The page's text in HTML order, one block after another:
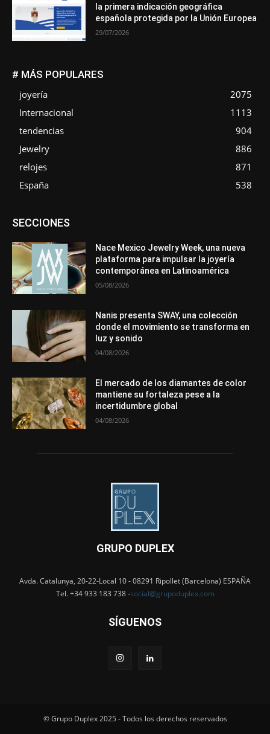
la primera indicación geográfica
española protegida por la Unión Europea
29/07/2026
# MÁS POPULARES
joyería
2075
Internacional
1113
tendencias
904
Jewelry
886
relojes
871
España
538
SECCIONESAsociaciones
Entrevistas
Mundo Técnico
Novedades Opiniones
Perspectiva
Premios
Secciones Sin categoría
Sucesos
Más
Nace Mexico Jewelry Week, una nueva
plataforma para impulsar la joyería
contemporánea en Latinoamérica
05/08/2026
Nanis presenta SWAY, una colección
donde el movimiento se transforma en
luz y sonido
04/08/2026
El mercado de los diamantes de color
mantiene su fortaleza pese a la
incertidumbre global
04/08/2026
GRUPO DUPLEX
Avda. Catalunya, 20-22-Local 10 - 08291 Ripollet (Barcelona) ESPAÑA
Tel. +34 933 183 738 -social@grupoduplex.com
SÍGUENOS
© Grupo Duplex 2025 - Todos los derechos reservados